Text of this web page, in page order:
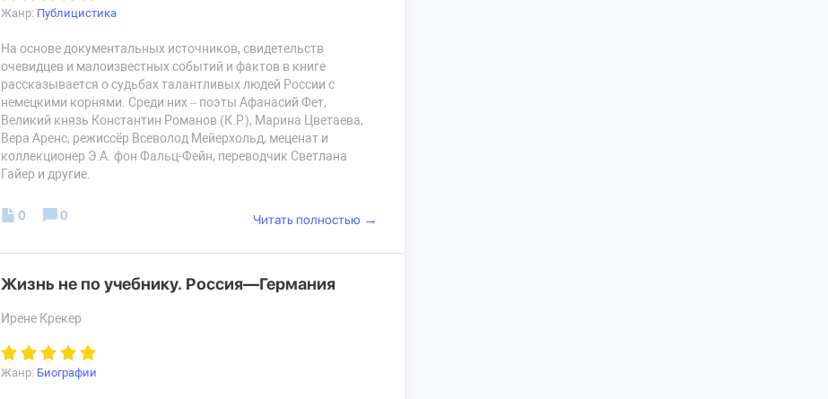
Жанр: Публицистика
На основе документальных источников, свидетельств
очевидцев и малоизвестных событий и фактов в книге
рассказывается о судьбах талантливых людей России с
немецкими корнями. Среди них – поэты Афанасий Фет,
Великий князь Константин Романов (К.Р.), Марина Цветаева,
Вера Аренс, режиссёр Всеволод Мейерхольд, меценат и
коллекционер Э.А. фон Фальц-Фейн, переводчик Светлана
Гайер и другие.
0 0 Читать полностью →
Жизнь не по учебнику. Россия—Германия
Ирене Крекер
Жанр: Биографии